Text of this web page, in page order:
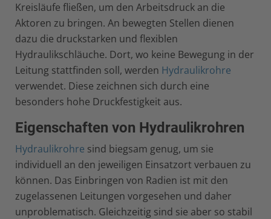
Kreisläufe fließen, um den Arbeitsdruck an die
Aktoren zu bringen. An bewegten Stellen dienen
dazu die druckstarken und flexiblen
Hydraulikschläuche. Dort, wo keine Bewegung in der
Leitung stattfinden soll, werden Hydraulikrohre
verwendet. Diese zeichnen sich durch eine
besonders hohe Druckfestigkeit aus.
Eigenschaften von Hydraulikrohren
Hydraulikrohre sind biegsam genug, um sie
individuell an den jeweiligen Einsatzort verbauen zu
können. Das Einbringen von Radien ist mit den
zugelassenen Leitungen vorgesehen und daher
unproblematisch. Gleichzeitig sind sie aber so stabil